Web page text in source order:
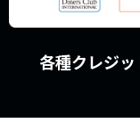
各種クレジ